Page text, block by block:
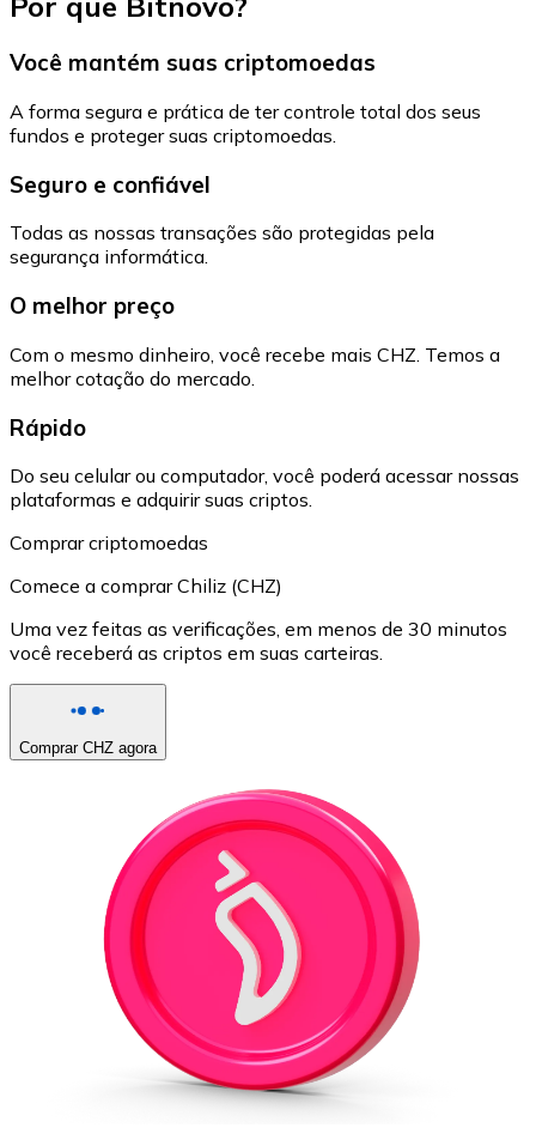
Você mantém suas criptomoedas
A forma segura e prática de ter controle total dos seus
fundos e proteger suas criptomoedas.
Seguro e confiável
Todas as nossas transações são protegidas pela
segurança informática.
O melhor preço
Com o mesmo dinheiro, você recebe mais CHZ. Temos a
melhor cotação do mercado.
Rápido
Do seu celular ou computador, você poderá acessar nossas
plataformas e adquirir suas criptos.
Comprar criptomoedas
Comece a comprar Chiliz (CHZ)
Uma vez feitas as verificações, em menos de 30 minutos
você receberá as criptos em suas carteiras.
Comprar CHZ agora